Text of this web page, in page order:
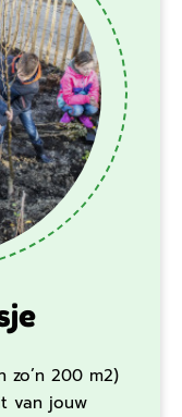
zo’n 200 m2)
van jouw